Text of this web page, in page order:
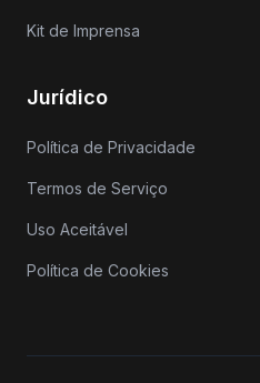
Kit de Imprensa
Jurídico
Política de Privacidade
Termos de Serviço
Uso Aceitável
Política de Cookies